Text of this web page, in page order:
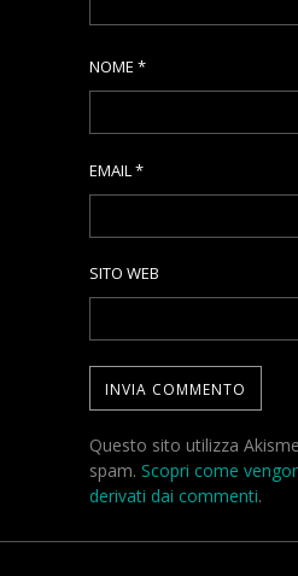
NOME *
EMAIL*
SITO WEB
Questo sito utilizza
spam. Scopri come
derivati dai commenti.